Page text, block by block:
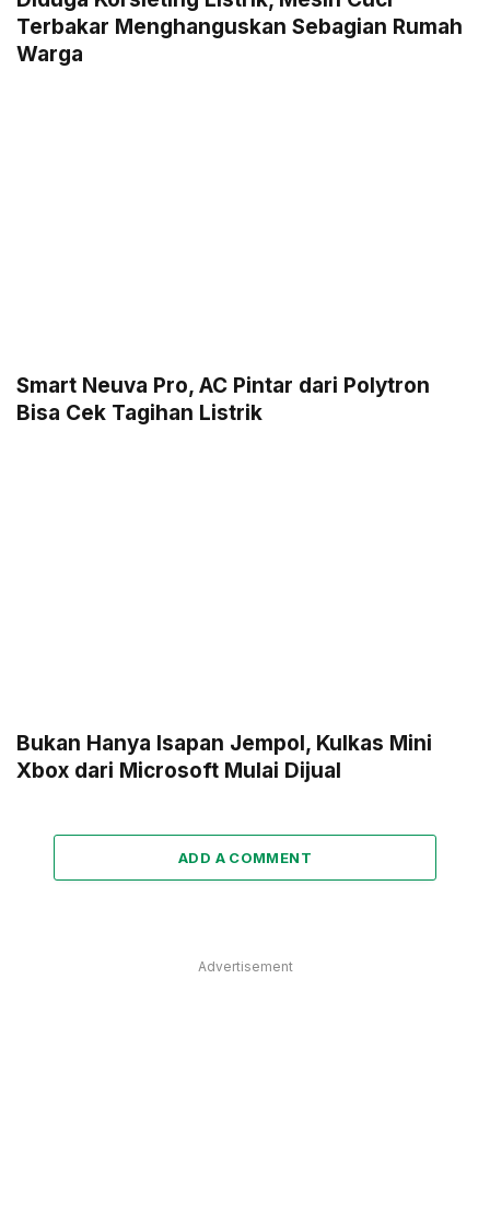
Terbakar Menghanguskan Sebagian Rumah
Warga
Smart Neuva Pro, AC Pintar dari Polytron
Bisa Cek Tagihan Listrik
Bukan Hanya Isapan Jempol, Kulkas Mini
Xbox dari Microsoft Mulai Dijual
ADD A COMMENT
Advertisement